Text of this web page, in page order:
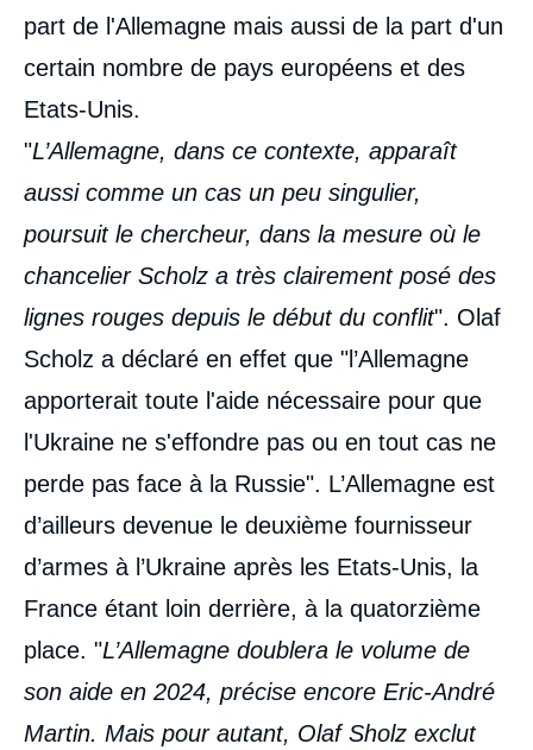
part de l'Allemagne mais aussi de la part d'un
certain nombre de pays européens et des
Etats-Unis.
"L’Allemagne, dans ce contexte, apparaît
aussi comme un cas un peu singulier,
poursuit le chercheur, dans la mesure où le
chancelier Scholz a très clairement posé des
lignes rouges depuis le début du conflit". Olaf
Scholz a déclaré en effet que "l’Allemagne
apporterait toute l'aide nécessaire pour que
l'Ukraine ne s'effondre pas ou en tout cas ne
perde pas face à la Russie". L’Allemagne est
d’ailleurs devenue le deuxième fournisseur
d’armes à l’Ukraine après les Etats-Unis, la
France étant loin derrière, à la quatorzième
place. "L’Allemagne doublera le volume de
son aide en 2024, précise encore Eric-André
Martin. Mais pour autant, Olaf Sholz exclut